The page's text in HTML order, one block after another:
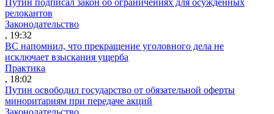
релокантов
Законодательство
, 19:32
ВС напомнил, что прекращение уголовного дела не
исключает взыскания ущерба
Практика
, 18:02
Путин освободил государство от обязательной оферты
миноритариям при передаче акций
Законодательство